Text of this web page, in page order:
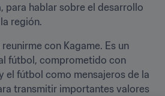
para hablar sobre el desarrollo
región.
con Kagame. Es un
fútbol, comprometido con
el fútbol como mensajeros de la
transmitir importantes valores